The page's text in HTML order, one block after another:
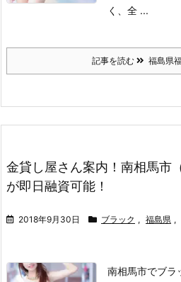
く、全 ...
記事を読む 福島県
金貸し屋さん案内！南相馬市
が即日融資可能！
2018年9月30日 ブラック , 福島県 ,
南相馬市でブラ